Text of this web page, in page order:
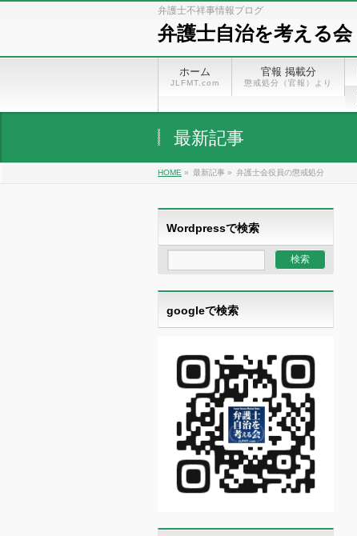
弁護士不祥事情報ブログ
弁護士自治を考える会
ホーム
JLFMT.com
官報 掲載分
懲戒処分（官報）より
最新記事
HOME » 最新記事 » 弁護士会役員の懲戒処分
Wordpressで検索
googleで検索